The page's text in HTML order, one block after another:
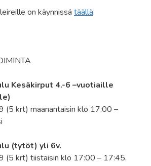
on käynnissä täällä.
Kesäkirput 4.-6 –vuotiaille
(5 krt) maanantaisin klo 17:00 –
(tytöt) yli 6v.
(5 krt) tiistaisin klo 17:00 – 17:45.